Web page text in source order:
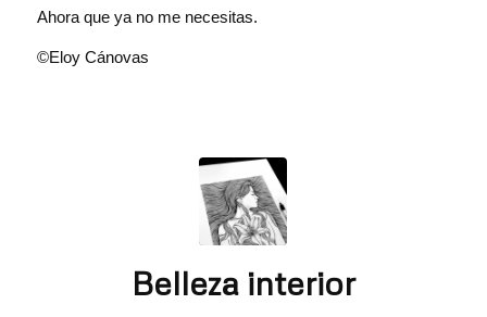
Ahora que ya no me necesitas.
©Eloy Cánovas
Belleza interior